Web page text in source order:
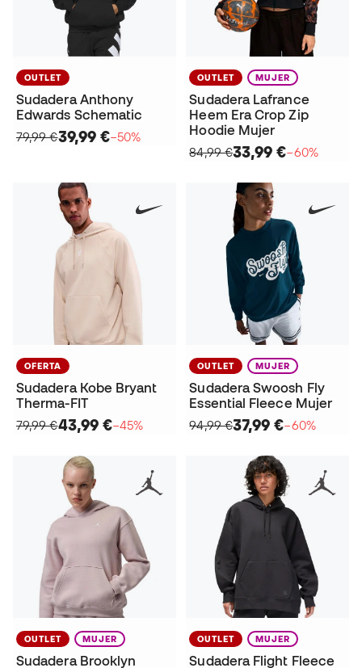
OUTLET
Sudadera Anthony
Edwards Schematic
79,99 €39,99 €−50%
OUTLET MUJER
Sudadera Lafrance
Heem Era Crop Zip
Hoodie Mujer
84,99 €33,99 €−60%
OFERTA
Sudadera Kobe Bryant
Therma-FIT
79,99 €43,99 €−45%
OUTLET MUJER
Sudadera Swoosh Fly
Essential Fleece Mujer
94,99 €37,99 €−60%
OUTLET MUJER
Sudadera Brooklyn
OUTLET MUJER
Sudadera Flight Fleece